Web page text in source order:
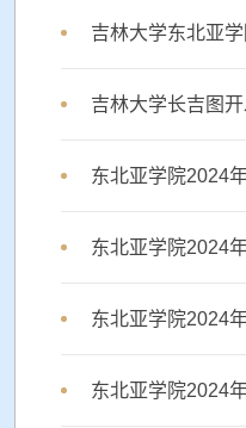
吉林大学东北亚
吉林大学长吉图
东北亚学院2024
东北亚学院2024
东北亚学院2024
东北亚学院2024